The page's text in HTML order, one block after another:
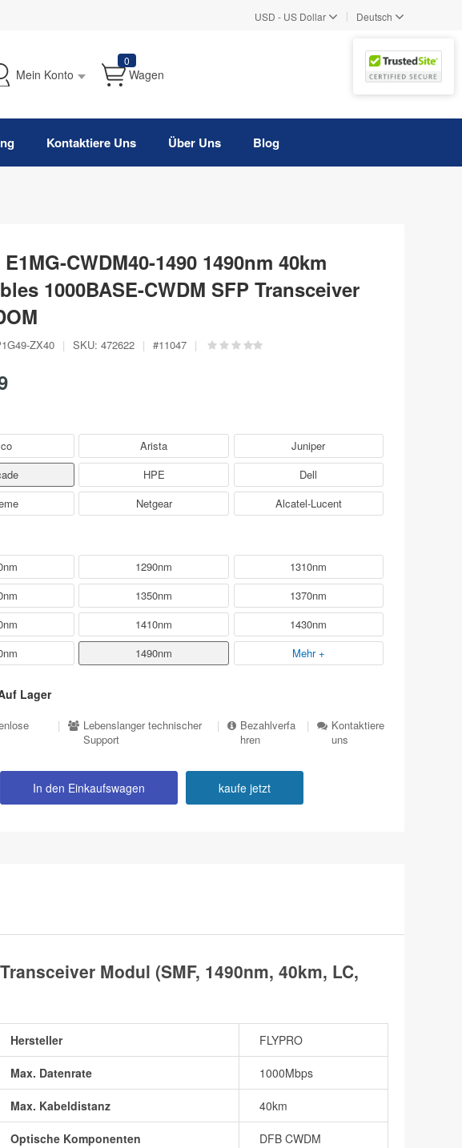
USD - US Dollar | Deutsch
Mein Konto
0
Wagen
Kontaktiere Uns Über Uns Blog
CWDM40-1490 1490nm 40km
1000BASE-CWDM SFP Transceiver
ZX40 | SKU: 472622 | #11047 |
Arista
Juniper
HPE
Dell
Netgear Alcatel-Lucent
1290nm
1310nm
1350nm
1370nm
1410nm
1430nm
1490nm Mehr +
Lager
|
Lebenslanger technischer
Support
|
Bezahlverfa
hren
|
Kontaktiere
uns
In den Einkaufswagen kaufe jetzt
Modul (SMF, 1490nm, 40km, LC,
Hersteller FLYPRO
Max. Datenrate 1000Mbps
Max. Kabeldistanz 40km
Optische Komponenten DFB CWDM